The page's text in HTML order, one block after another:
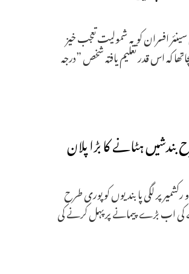
افسران کو یہ شمولیت تعجب خیز
کہ اس قدر تعلیم یافتہ شخص ”درجہ
ہٹانے کا بڑا پلان
پر لگی پابندیوں کو پوری طرح
کی اب بڑے پیمانے پر پہل کرنے کی